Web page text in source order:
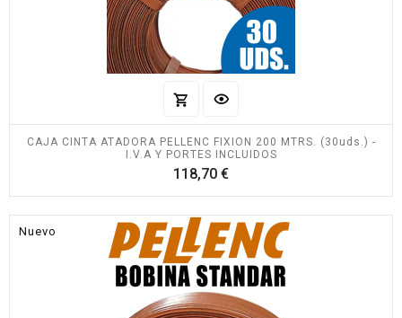
CAJA CINTA ATADORA PELLENC FIXION 200 MTRS. (30uds.) -
I.V.A Y PORTES INCLUIDOS
118,70 €Precio
Nuevo